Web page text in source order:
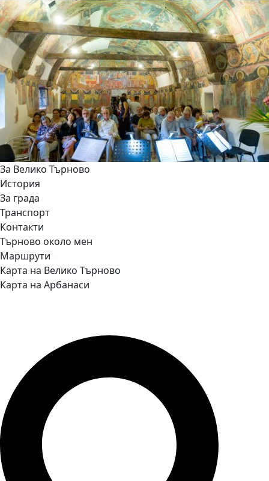
За Велико Търново
История
За града
Транспорт
Контакти
Търново около мен
Маршрути
Карта на Велико Търново
Карта на Арбанаси